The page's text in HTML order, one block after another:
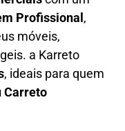
Profissional ,
móveis,
a Karreto
, ideais para quem
Carreto